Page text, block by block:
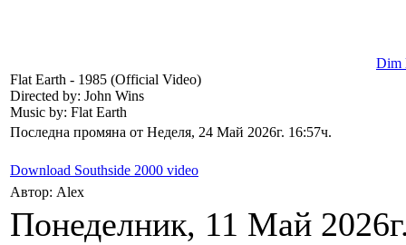
Dim
Flat Earth - 1985 (Official Video)
Directed by: John Wins
Music by: Flat Earth
Последна промяна от Неделя, 24 Май 2026г. 16:57ч.
Download Southside 2000 video
Автор: Alex
Понеделник, 11 Май